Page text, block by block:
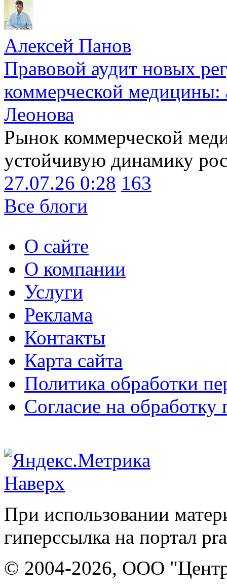
Алексей Панов
Правовой аудит новых
коммерческой медицины:
Леонова
Рынок коммерческой
устойчивую динамику
27.07.26 0:28 163
Все блоги
О сайте
О компании
Услуги
Реклама
Контакты
Карта сайта
Политика обработки
Согласие на
Наверх
При использовании
гиперссылка на портал
© 2004-2026, ООО "Центр